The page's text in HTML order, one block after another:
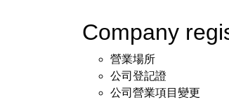
Company
營業場所
公司登記證
公司營業項目變更